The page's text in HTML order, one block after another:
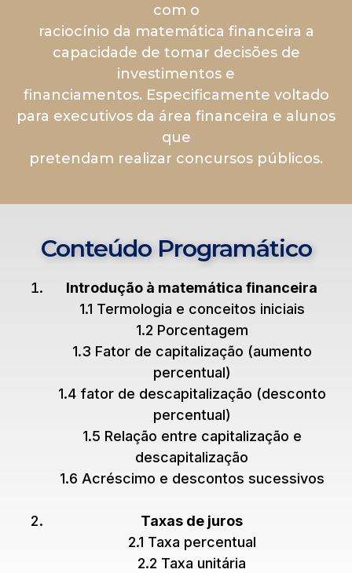
com o
raciocínio da matemática financeira a
capacidade de tomar decisões de
investimentos e
financiamentos. Especificamente voltado
para executivos da área financeira e alunos
que
pretendam realizar concursos públicos.
Conteúdo Programático
Introdução à matemática financeira
1.1 Termologia e conceitos iniciais
1.2 Porcentagem
1.3 Fator de capitalização (aumento
percentual)
1.4 fator de descapitalização (desconto
percentual)
1.5 Relação entre capitalização e
descapitalização
1.6 Acréscimo e descontos sucessivos
Taxas de juros
2.1 Taxa percentual
2.2 Taxa unitária